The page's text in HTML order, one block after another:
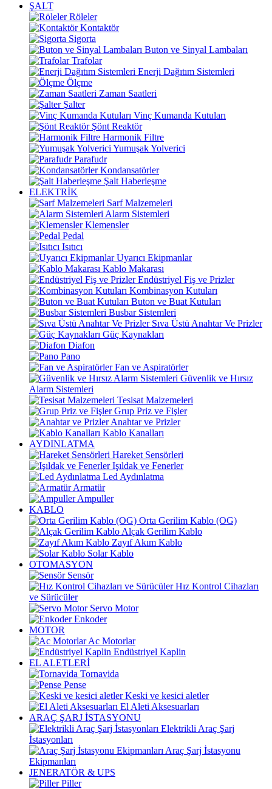
ŞALT
Röleler
Kontaktör
Sigorta
Buton ve Sinyal Lambaları
Trafolar
Enerji Dağıtım Sistemleri
Ölçme
Zaman Saatleri
Şalter
Vinç Kumanda Kutuları
Şönt Reaktör
Harmonik Filtre
Yumuşak Yolverici
Parafudr
Kondansatörler
Şalt Haberleşme
ELEKTRİK
Sarf Malzemeleri
Alarm Sistemleri
Klemensler
Pedal
Isıtıcı
Uyarıcı Ekipmanlar
Kablo Makarası
Endüstriyel Fiş ve Prizler
Kombinasyon Kutuları
Buton ve Buat Kutuları
Busbar Sistemleri
Sıva Üstü Anahtar Ve Prizler
Güç Kaynakları
Diafon
Pano
Fan ve Aspiratörler
Güvenlik ve Hırsız
Alarm Sistemleri
Tesisat Malzemeleri
Grup Priz ve Fişler
Anahtar ve Prizler
Kablo Kanalları
AYDINLATMA
Hareket Sensörleri
Işıldak ve Fenerler
Led Aydınlatma
Armatür
Ampuller
KABLO
Orta Gerilim Kablo (OG)
Alçak Gerilim Kablo
Zayıf Akım Kablo
Solar Kablo
OTOMASYON
Sensör
Hız Kontrol Cihazları
ve Sürücüler
Servo Motor
Enkoder
MOTOR
Ac Motorlar
Endüstriyel Kaplin
EL ALETLERİ
Tornavida
Pense
Keski ve kesici aletler
El Aleti Aksesuarları
ARAÇ ŞARJ İSTASYONU
Elektrikli Araç Şarj
İstasyonları
Araç Şarj İstasyonu
Ekipmanları
JENERATÖR & UPS
Piller